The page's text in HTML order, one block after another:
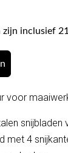
zijn inclusief
voor
snijbladen
met 4